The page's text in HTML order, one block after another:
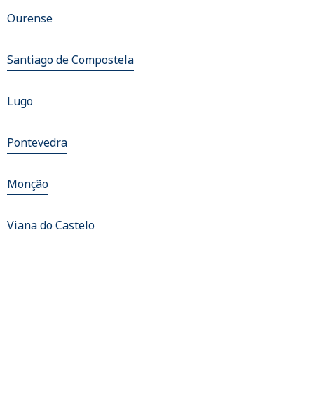
Ourense
Santiago de Compostela
Lugo
Pontevedra
Monção
Viana do Castelo